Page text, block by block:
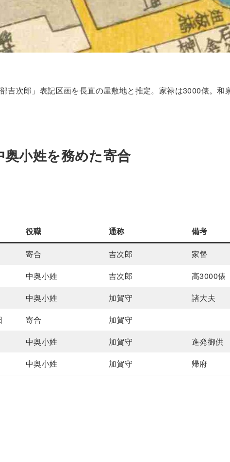
吉次郎」表記区画を長直の屋敷地と推定。家禄は3000俵。和
奥小姓を務めた寄合
役職 通称 備考
寄合 吉次郎
家督
中奥小姓 吉次郎
高3000俵
中奥小姓 加賀守
諸大夫
寄合
加賀守
中奥小姓 加賀守
進発御供
中奥小姓 加賀守 帰府